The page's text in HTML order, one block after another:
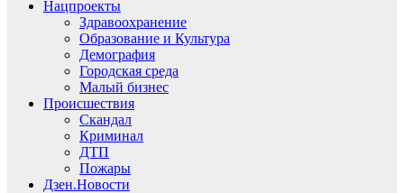
Нацпроекты
Здравоохранение
Образование и Культура
Демография
Городская среда
Малый бизнес
Происшествия
Скандал
Криминал
ДТП
Пожары
Дзен.Новости